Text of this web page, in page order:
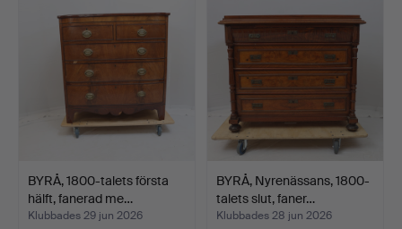
BYRÅ, 1800-talets första
hälft, fanerad me…
Klubbades 29 jun 2026
BYRÅ, Nyrenässans, 1800-
talets slut, faner…
Klubbades 28 jun 2026